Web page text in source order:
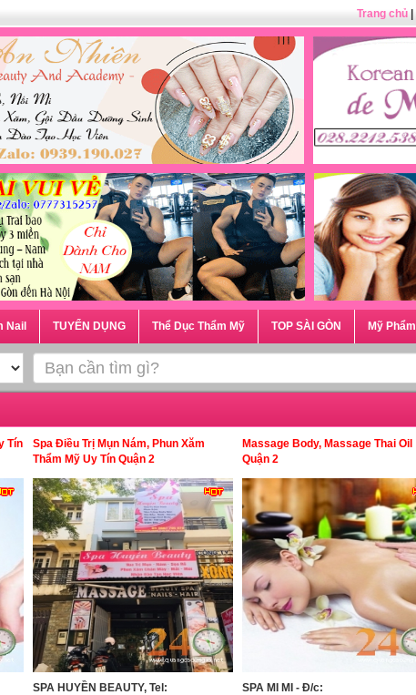
Trang chủ
Nail TUYỂN DỤNG Thể Dục Thẩm Mỹ TOP SÀI GÒN Mỹ Phẩm
Tín
Spa Điều Trị Mụn Nám, Phun Xăm
Thẩm Mỹ Uy Tín Quận 2
SPA HUYỀN BEAUTY, Tel:
Massage Body, Massage Thai Oil
Quận 2
SPA MI MI - Đ/c: